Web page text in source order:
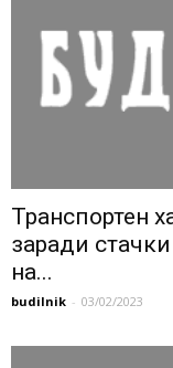
Транспортен
заради
на...
budilnik - 03/02/2023